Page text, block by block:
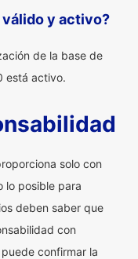
válido y activo?
de la base de
está activo.
solo con
lo posible para
deben saber que
con
confirmar la